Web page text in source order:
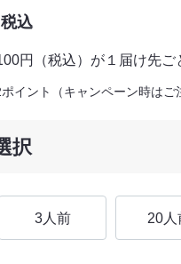
税込
円（税込）が１届け先ご
イント（キャンペーン時はご
択
3人前 20人